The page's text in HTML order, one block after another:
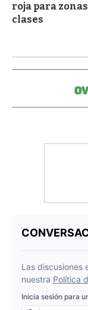
roja para
clases